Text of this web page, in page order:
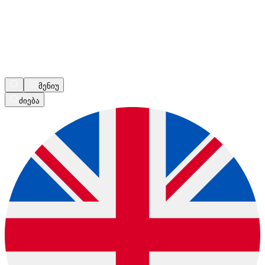
მენიუ
ძიება